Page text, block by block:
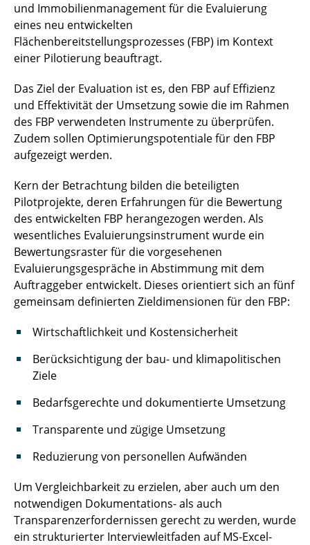
Leitfaden Zwei-Stufen-Modell
Ökologische Wertungskriterien B3
Südschnellweg
ÖKOPOST
OI+Bau
ÖPP-Infrastrukturprojekte und Mittelstand
ÖPP in Hessen
ÖPP in Wolfsburg
ÖPP-Praxistest 2.0
Planetenfeldstraße Dortmund
Schulung der BImA
TAniA
WB - Leitfaden NRW
Wehranlagen Main und Lahn
Wohnraumförderung
Vergabemodelle im Krankenhausneubau
und Immobilienmanagement für die Evaluierung
eines neu entwickelten
Flächenbereitstellungsprozesses (FBP) im Kontext
einer Pilotierung beauftragt.
Das Ziel der Evaluation ist es, den FBP auf Effizienz
und Effektivität der Umsetzung sowie die im Rahmen
des FBP verwendeten Instrumente zu überprüfen.
Zudem sollen Optimierungspotentiale für den FBP
aufgezeigt werden.
Kern der Betrachtung bilden die beteiligten
Pilotprojekte, deren Erfahrungen für die Bewertung
des entwickelten FBP herangezogen werden. Als
wesentliches Evaluierungsinstrument wurde ein
Bewertungsraster für die vorgesehenen
Evaluierungsgespräche in Abstimmung mit dem
Auftraggeber entwickelt. Dieses orientiert sich an fünf
gemeinsam definierten Zieldimensionen für den FBP:
Wirtschaftlichkeit und Kostensicherheit
Berücksichtigung der bau- und klimapolitischen
Ziele
Bedarfsgerechte und dokumentierte Umsetzung
Transparente und zügige Umsetzung
Reduzierung von personellen Aufwänden
Um Vergleichbarkeit zu erzielen, aber auch um den
notwendigen Dokumentations- als auch
Transparenzerfordernissen gerecht zu werden, wurde
ein strukturierter Interviewleitfaden auf MS-Excel-